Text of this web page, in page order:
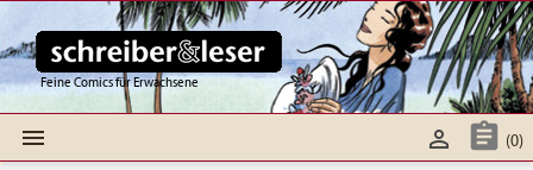
Feine Comics für Erwachsene
  (0)
